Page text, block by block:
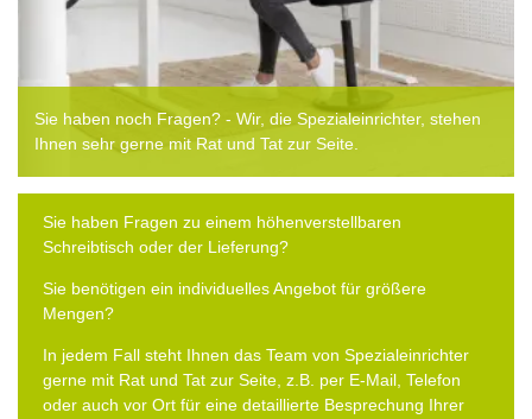
Sie haben noch Fragen? - Wir, die Spezialeinrichter, stehen
Ihnen sehr gerne mit Rat und Tat zur Seite.
Sie haben Fragen zu einem höhenverstellbaren
Schreibtisch oder der Lieferung?
Sie benötigen ein individuelles Angebot für größere
Mengen?
In jedem Fall steht Ihnen das Team von Spezialeinrichter
gerne mit Rat und Tat zur Seite, z.B. per E-Mail, Telefon
oder auch vor Ort für eine detaillierte Besprechung Ihrer